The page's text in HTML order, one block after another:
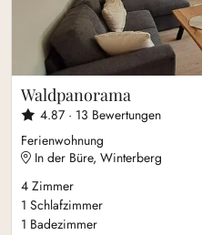
Waldpanorama
4.87 · 13 Bewertungen
Ferienwohnung
In der Büre, Winterberg
4 Zimmer
1 Schlafzimmer
1 Badezimmer